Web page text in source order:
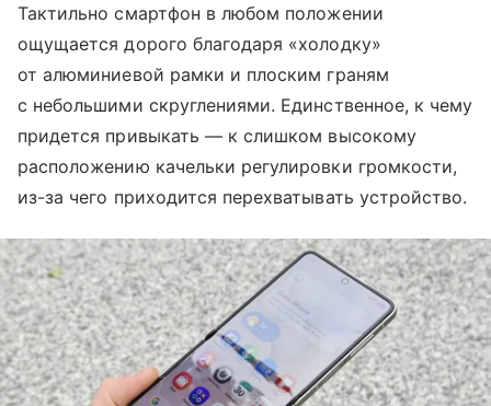
Тактильно смартфон в любом положении
ощущается дорого благодаря «холодку»
от алюминиевой рамки и плоским граням
с небольшими скруглениями. Единственное, к чему
придется привыкать — к слишком высокому
расположению качельки регулировки громкости,
из-за чего приходится перехватывать устройство.